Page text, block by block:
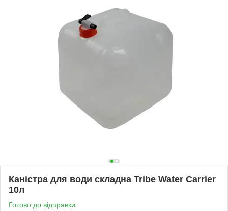
Каністра для води складна Tribe Water Carrier
10л
Готово до відправки